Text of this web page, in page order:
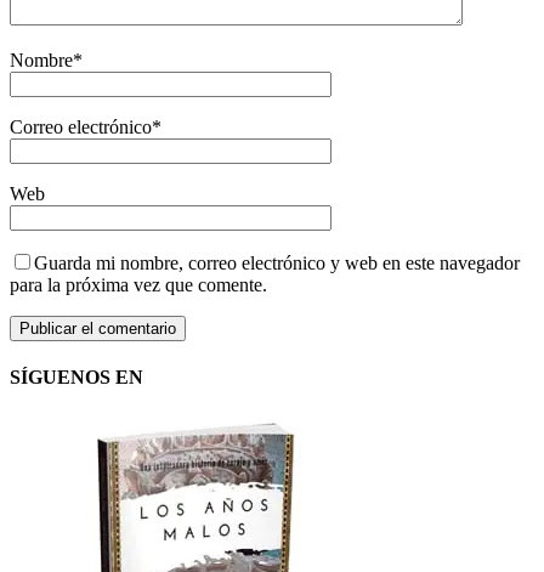
Nombre*
Correo electrónico*
Web
Guarda mi nombre, correo electrónico y web en este navegador
para la próxima vez que comente.
SÍGUENOS EN